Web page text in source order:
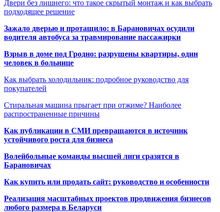
Двери без лишнего: что такое скрытый монтаж и как выбрать
подходящее решение
Зажало дверью и протащило: в Барановичах осудили
водителя автобуса за травмирование пассажирки
Взрыв в доме под Гродно: разрушены квартиры, один
человек в больнице
Как выбрать холодильник: подробное руководство для
покупателей
Стиральная машина прыгает при отжиме? Наиболее
распространенные причины
Как публикации в СМИ превращаются в источник
устойчивого роста для бизнеса
Волейбольные команды высшей лиги сразятся в
Барановичах
Как купить или продать сайт: руководство и особенности
Реализация масштабных проектов продвижения бизнесов
любого размера в Беларуси